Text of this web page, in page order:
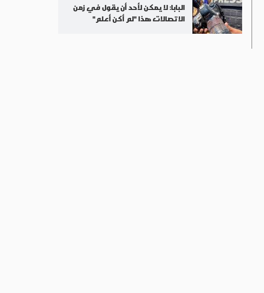
البابا: لا يمكن لأحد أن يقول في زمن
الاتصالات هذا "لم أكن أعلم"